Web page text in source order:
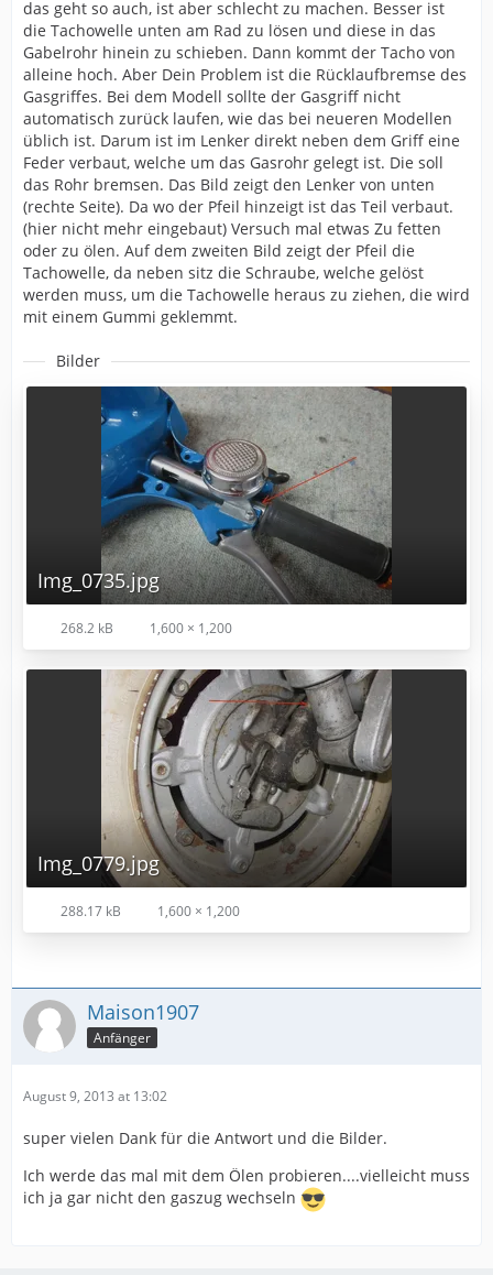
das geht so auch, ist aber schlecht zu machen. Besser ist
die Tachowelle unten am Rad zu lösen und diese in das
Gabelrohr hinein zu schieben. Dann kommt der Tacho von
alleine hoch. Aber Dein Problem ist die Rücklaufbremse des
Gasgriffes. Bei dem Modell sollte der Gasgriff nicht
automatisch zurück laufen, wie das bei neueren Modellen
üblich ist. Darum ist im Lenker direkt neben dem Griff eine
Feder verbaut, welche um das Gasrohr gelegt ist. Die soll
das Rohr bremsen. Das Bild zeigt den Lenker von unten
(rechte Seite). Da wo der Pfeil hinzeigt ist das Teil verbaut.
(hier nicht mehr eingebaut) Versuch mal etwas Zu fetten
oder zu ölen. Auf dem zweiten Bild zeigt der Pfeil die
Tachowelle, da neben sitz die Schraube, welche gelöst
werden muss, um die Tachowelle heraus zu ziehen, die wird
mit einem Gummi geklemmt.
Bilder
Img_0735.jpg
268.2 kB 1,600 × 1,200
Img_0779.jpg
288.17 kB 1,600 × 1,200
Maison1907
Anfänger
August 9, 2013 at 13:02
super vielen Dank für die Antwort und die Bilder.
Ich werde das mal mit dem Ölen probieren....vielleicht muss
ich ja gar nicht den gaszug wechseln